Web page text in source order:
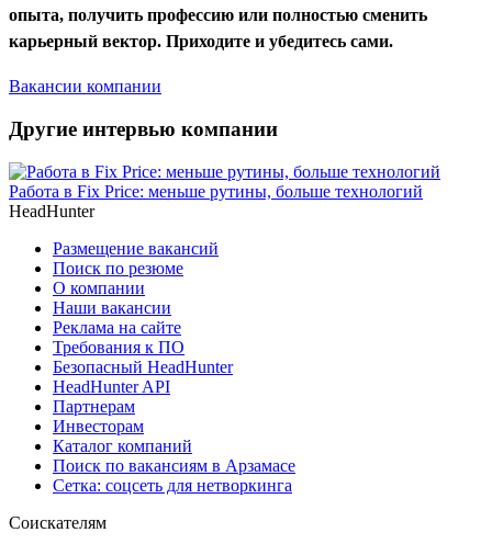
опыта, получить профессию или полностью сменить
карьерный вектор. Приходите и убедитесь сами.
Вакансии компании
Другие интервью компании
Работа в Fix Price: меньше рутины, больше технологий
HeadHunter
Размещение вакансий
Поиск по резюме
О компании
Наши вакансии
Реклама на сайте
Требования к ПО
Безопасный HeadHunter
HeadHunter API
Партнерам
Инвесторам
Каталог компаний
Поиск по вакансиям в Арзамасе
Сетка: соцсеть для нетворкинга
Соискателям